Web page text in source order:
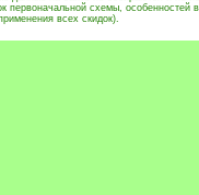
первоначальной схемы,
всех скидок).